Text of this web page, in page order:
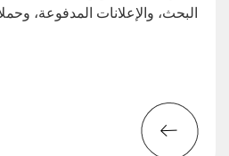
البحث، والإعلانات المدفوعة،